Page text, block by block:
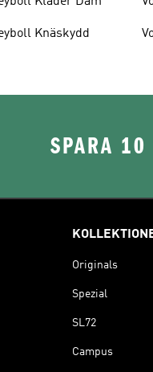
Knäskydd
SPARA 10
Originals
Spezial
SL72
Campus